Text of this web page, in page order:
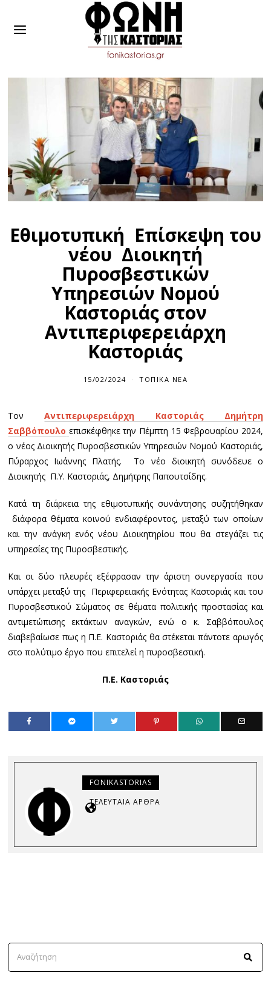
Εθιμοτυπική Επίσκεψη του
νέου Διοικητή
Πυροσβεστικών
Υπηρεσιών Νομού
Καστοριάς στον
Αντιπεριφερειάρχη
Καστοριάς
15/02/2024
2
/
2
0
2
ΤΟΠΙΚΆ ΝΈΑ
ΤονΑντιπεριφερειάρχη Καστοριάς Δημήτρη
Σαββόπουλο επισκέφθηκε την Πέμπτη 15 Φεβρουαρίου 2024,
ο νέος Διοικητής Πυροσβεστικών Υπηρεσιών Νομού Καστοριάς,
Πύραρχος Ιωάννης Πλατής. Το νέο διοικητή συνόδευε ο
Διοικητής Π.Υ. Καστοριάς, Δημήτρης Παπουτσίδης.
Κατά τη διάρκεια της εθιμοτυπικής συνάντησης συζητήθηκαν
διάφορα θέματα κοινού ενδιαφέροντος, μεταξύ των οποίων
και την ανάγκη ενός νέου Διοικητηρίου που θα στεγάζει τις
υπηρεσίες της Πυροσβεστικής.
Και οι δύο πλευρές εξέφρασαν την άριστη συνεργασία που
υπάρχει μεταξύ της Περιφερειακής Ενότητας Καστοριάς και του
Πυροσβεστικού Σώματος σε θέματα πολιτικής προστασίας και
αντιμετώπισης εκτάκτων αναγκών, ενώ ο κ. Σαββόπουλος
διαβεβαίωσε πως η Π.Ε. Καστοριάς θα στέκεται πάντοτε αρωγός
στο πολύτιμο έργο που επιτελεί η πυροσβεστική.
Π.Ε. Καστοριάς
FONIKASTORIAS
ΤΕΛΕΥΤΑΊΑ ΆΡΘΡΑ